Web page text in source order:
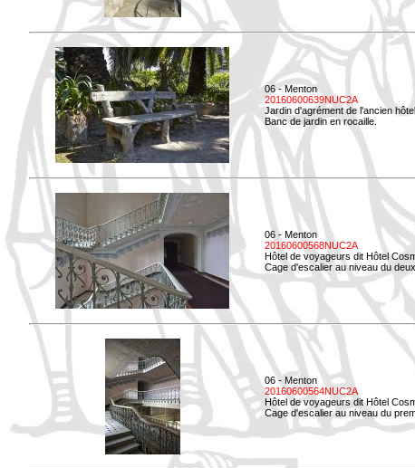
06 - Menton
20160600639NUC2A
Jardin d'agrément de l'ancien
Banc de jardin en rocaille.
06 - Menton
20160600568NUC2A
Hôtel de voyageurs dit Hôtel
Cage d'escalier au niveau du
06 - Menton
20160600564NUC2A
Hôtel de voyageurs dit Hôtel
Cage d'escalier au niveau du